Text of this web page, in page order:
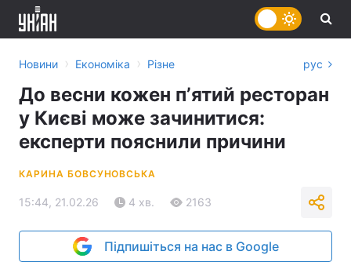
Новини › Економіка › Різне рус
До весни кожен пʼятий ресторан
у Києві може зачинитися:
експерти пояснили причини
КАРИНА БОВСУНОВСЬКА
15:44, 21.02.26 4 хв. 2163
Підпишіться на нас в Google